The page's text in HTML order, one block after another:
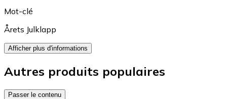
Mot-clé
Årets Julklapp
Afficher plus d'informations
Autres produits populaires
Passer le contenu